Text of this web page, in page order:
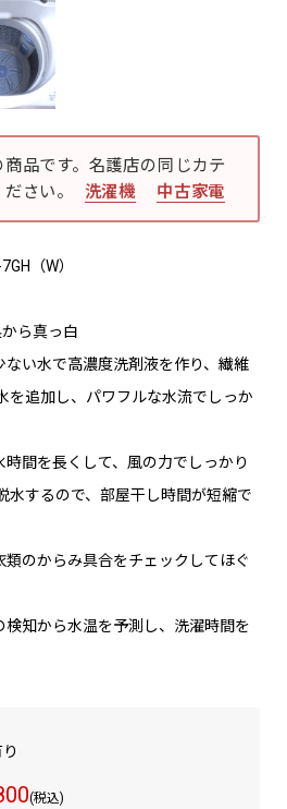
商品です。名護店の同じカテ
さい。
洗濯機 中古家電
（W）
ら真っ白
い水で高濃度洗剤液を作り、繊維
を追加し、パワフルな水流でしっか
間を長くして、風の力でしっかり
水するので、部屋干し時間が短縮で
のからみ具合をチェックしてほぐ
知から水温を予測し、洗濯時間を
(税込)